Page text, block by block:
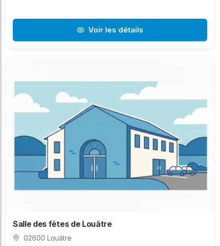
Voir les détails
Salle des fêtes de Louâtre
02600 Louâtre